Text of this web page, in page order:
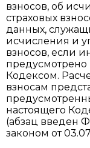
взносов, об
страховых
данных,
исчисления и
взносов, если
Кодексом.
взносам
настоящего
(абзац введен
законом от